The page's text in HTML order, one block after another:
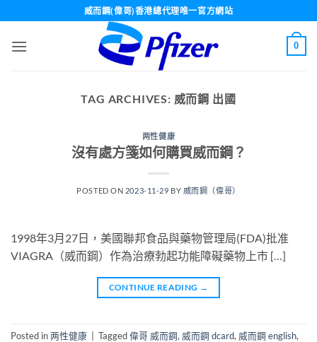
to
content
威而鋼(偉哥)香港總代理唯一官方網站
0
TAG ARCHIVES: 威而鋼 出國
两性健康
沒有處方箋如何購買威而鋼？
POSTED ON 2023-11-29 BY 威而鋼（偉哥）
1998年3月27日，美國聯邦食品與藥物管理局(FDA)批准
VIAGRA（威而鋼）作為治療勃起功能障礙藥物上市 […]
CONTINUE READING →
Posted in两性健康 Tagged偉哥 威而鋼, 威而鋼 dcard, 威而鋼 english,